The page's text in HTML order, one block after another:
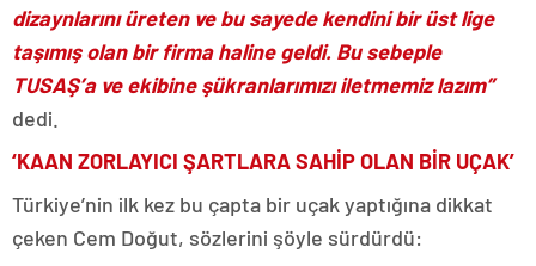
dizaynlarını üreten ve bu sayede kendini bir üst lige
taşımış olan bir firma haline geldi. Bu sebeple
TUSAŞ’a ve ekibine şükranlarımızı iletmemiz lazım”
dedi.
‘KAAN ZORLAYICI ŞARTLARA SAHİP OLAN BİR UÇAK’
Türkiye’nin ilk kez bu çapta bir uçak yaptığına dikkat
çeken Cem Doğut, sözlerini şöyle sürdürdü: